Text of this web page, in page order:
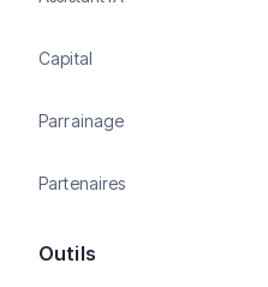
Capital
Parrainage
Partenaires
Outils